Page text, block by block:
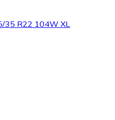
35 R22 104W XL